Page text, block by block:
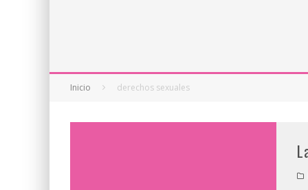
CANADÁ CELEBRA EL ORGULLO
Inicio derechos sexuales